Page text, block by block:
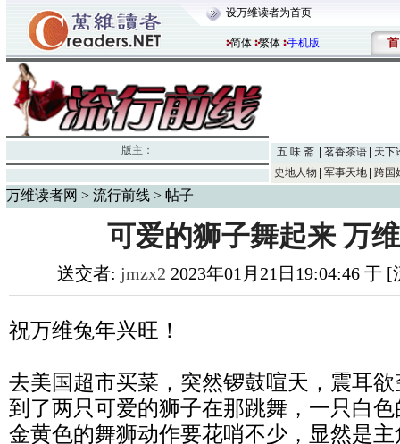
设万维读者为首页
简体 繁体 手机版 首
版主： 五 味 斋 茗香茶语
天下
史地人物
军事天地 跨国
万维读者网 > 流行前线 > 帖子
可爱的狮子舞起来 万
送交者: jmzx2 2023年01月21日19:04:46 于
祝万维兔年兴旺！
去美国超市买菜，突然锣鼓喧天，震耳
到了两只可爱的狮子在那跳舞，一只白
金黄色的舞狮动作要花哨不少，显然是